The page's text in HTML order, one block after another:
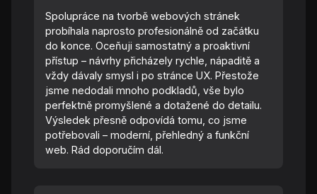
Spolupráce na tvorbě webových stránek
probíhala naprosto profesionálně od začátku
do konce. Oceňuji samostatný a proaktivní
přístup – návrhy přicházely rychle, nápaditě a
vždy dávaly smysl i po stránce UX. Přestože
jsme nedodali mnoho podkladů, vše bylo
perfektně promyšlené a dotažené do detailu.
Výsledek přesně odpovídá tomu, co jsme
potřebovali – moderní, přehledný a funkční
web. Rád doporučím dál.